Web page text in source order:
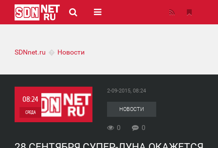
SDNnet.ru Новости
08:24
СРЕДА
2-09-2015, 08:24
НОВОСТИ
0 0